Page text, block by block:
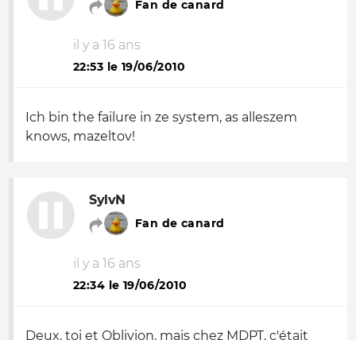
Fan de canard
il y a 16 ans
22:53 le 19/06/2010
Ich bin the failure in ze system, as alleszem
knows, mazeltov!
SylvN
Fan de canard
il y a 16 ans
22:34 le 19/06/2010
Deux, toi et Oblivion, mais chez MDPT, c'était